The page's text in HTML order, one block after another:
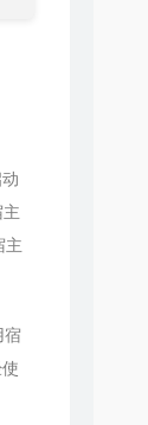
主
宿